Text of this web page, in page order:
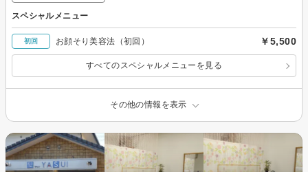
スペシャルメニュー
初回 お顔そり美容法（初回） ￥5,500
すべてのスペシャルメニューを見る
その他の情報を表示